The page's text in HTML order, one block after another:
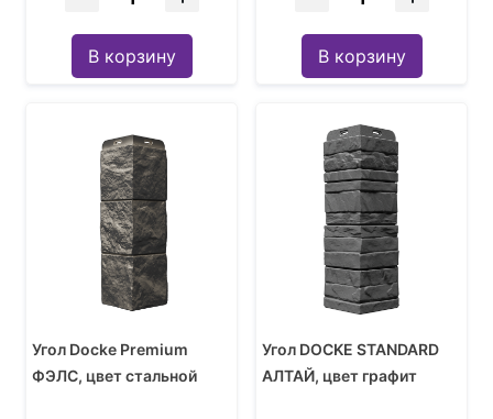
В корзину В корзину
Угол Docke Premium
ФЭЛС, цвет стальной
Угол DOCKE STANDARD
АЛТАЙ, цвет графит